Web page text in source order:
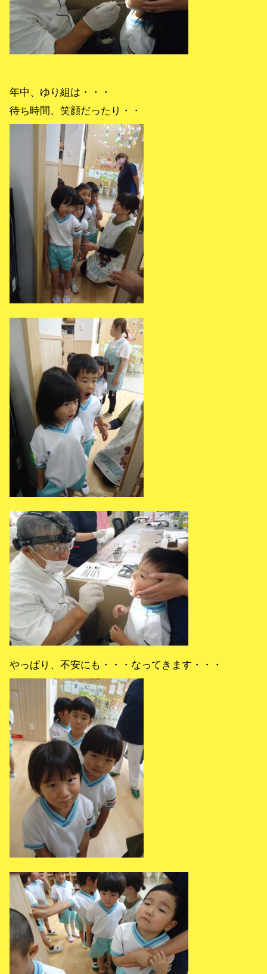
年中、ゆり組は・・・
待ち時間、笑顔だったり・・
やっぱり、不安にも・・・なってきます・・・